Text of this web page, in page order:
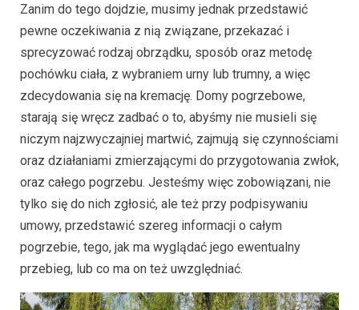
Zanim do tego dojdzie, musimy jednak przedstawić
pewne oczekiwania z nią związane, przekazać i
sprecyzować rodzaj obrządku, sposób oraz metodę
pochówku ciała, z wybraniem urny lub trumny, a więc
zdecydowania się na kremację. Domy pogrzebowe,
starają się wręcz zadbać o to, abyśmy nie musieli się
niczym najzwyczajniej martwić, zajmują się czynnościami
oraz działaniami zmierzającymi do przygotowania zwłok,
oraz całego pogrzebu. Jesteśmy więc zobowiązani, nie
tylko się do nich zgłosić, ale też przy podpisywaniu
umowy, przedstawić szereg informacji o całym
pogrzebie, tego, jak ma wyglądać jego ewentualny
przebieg, lub co ma on też uwzględniać.